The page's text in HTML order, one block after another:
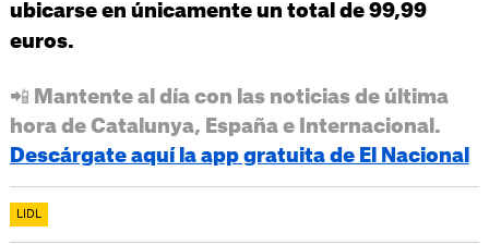
ubicarse en únicamente un total de 99,99
euros.
📲 Mantente al día con las noticias de última
hora de Catalunya, España e Internacional.
Descárgate aquí la app gratuita de El Nacional
LIDL